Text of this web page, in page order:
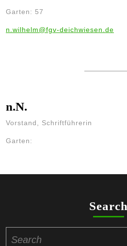
Garten: 57
n.wilhelm@fgv-deichwiesen.de
n.N.
Vorstand, Schriftführerin
Garten:
Search
for: